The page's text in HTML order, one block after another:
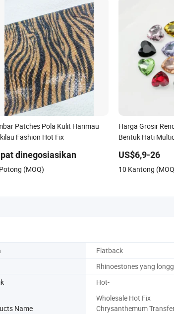
Patches Pola Kulit Harimau
Fashion Hot Fix
dinegosiasikan
(MOQ)
Harga Grosir
Bentuk Hati
Pakaian
US$6,9-26
10 Kantong
Flatback
Rhinoestones yang
Hot-
Name
Wholesale Hot Fix
Chrysanthemum